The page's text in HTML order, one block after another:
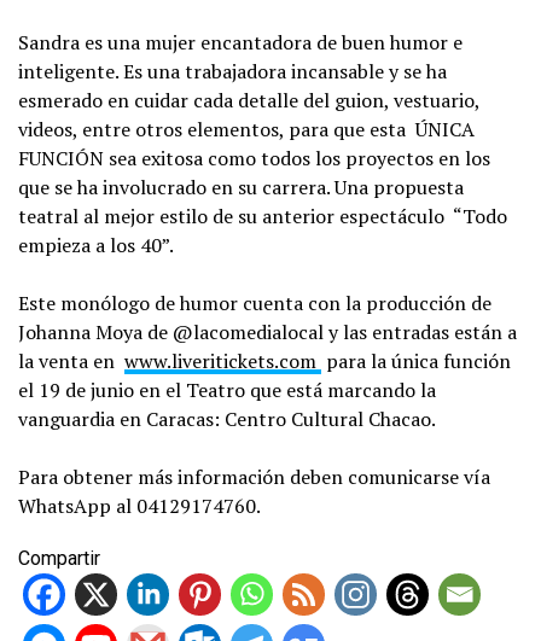
Sandra es una mujer encantadora de buen humor e
inteligente. Es una trabajadora incansable y se ha
esmerado en cuidar cada detalle del guion, vestuario,
videos, entre otros elementos, para que esta ÚNICA
FUNCIÓN sea exitosa como todos los proyectos en los
que se ha involucrado en su carrera. Una propuesta
teatral al mejor estilo de su anterior espectáculo “Todo
empieza a los 40”.
Este monólogo de humor cuenta con la producción de
Johanna Moya de @lacomedialocal y las entradas están a
la venta en www.liveritickets.com para la única función
el 19 de junio en el Teatro que está marcando la
vanguardia en Caracas: Centro Cultural Chacao.
Para obtener más información deben comunicarse vía
WhatsApp al 04129174760.
Compartir